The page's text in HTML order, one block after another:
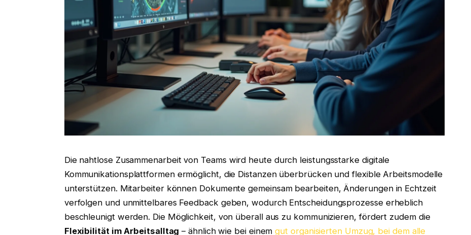
Die nahtlose Zusammenarbeit von Teams wird heute durch leistungsstarke digitale
Kommunikationsplattformen ermöglicht, die Distanzen überbrücken und flexible Arbeitsmodelle
unterstützen. Mitarbeiter können Dokumente gemeinsam bearbeiten, Änderungen in Echtzeit
verfolgen und unmittelbares Feedback geben, wodurch Entscheidungsprozesse erheblich
beschleunigt werden. Die Möglichkeit, von überall aus zu kommunizieren, fördert zudem die
Flexibilität im Arbeitsalltag – ähnlich wie bei einemgut organisierten Umzug, bei dem alle